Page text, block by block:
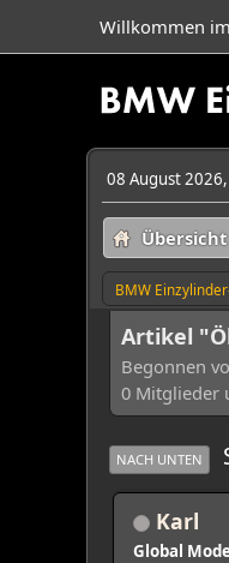
Willkommen
08 August
Übersicht
BMW
Artikel
Begonnen
0 Mitglieder
NACH UNTEN
Karl
Global